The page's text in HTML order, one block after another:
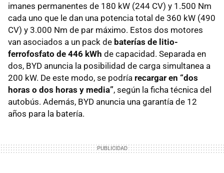
imanes permanentes de 180 kW (244 CV) y 1.500 Nm
cada uno que le dan una potencia total de 360 kW (490
CV) y 3.000 Nm de par máximo. Estos dos motores
van asociados a un pack de baterías de litio-
ferrofosfato de 446 kWh de capacidad. Separada en
dos, BYD anuncia la posibilidad de carga simultanea a
200 kW. De este modo, se podría recargar en “dos
horas o dos horas y media”, según la ficha técnica del
autobús. Además, BYD anuncia una garantía de 12
años para la batería.